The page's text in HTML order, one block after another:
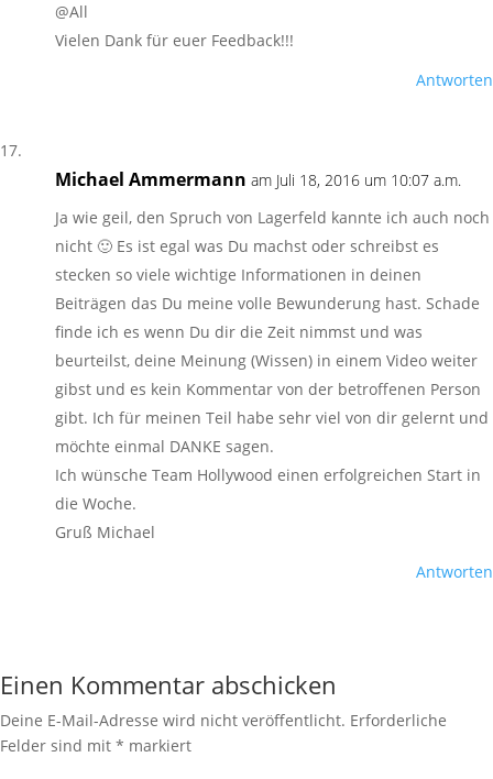
@All
Vielen Dank für euer Feedback!!!
Antworten
Michael Ammermann am Juli 18, 2016 um 10:07 a.m.
Ja wie geil, den Spruch von Lagerfeld kannte ich auch noch
nicht 🙂 Es ist egal was Du machst oder schreibst es
stecken so viele wichtige Informationen in deinen
Beiträgen das Du meine volle Bewunderung hast. Schade
finde ich es wenn Du dir die Zeit nimmst und was
beurteilst, deine Meinung (Wissen) in einem Video weiter
gibst und es kein Kommentar von der betroffenen Person
gibt. Ich für meinen Teil habe sehr viel von dir gelernt und
möchte einmal DANKE sagen.
Ich wünsche Team Hollywood einen erfolgreichen Start in
die Woche.
Gruß Michael
Antworten
Einen Kommentar abschicken
Deine E-Mail-Adresse wird nicht veröffentlicht. Erforderliche
Felder sind mit * markiert